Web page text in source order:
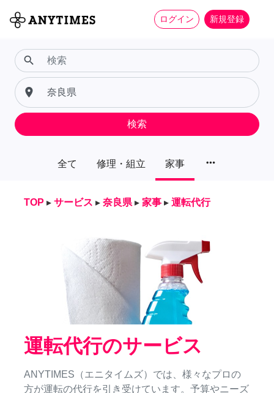
ログイン 新規登録
全て 修理・組立 家事 more_horiz
search
place
検索
TOP ▸ サービス ▸ 奈良県 ▸ 家事 ▸ 運転代行
運転代行のサービス
ANYTIMES（エニタイムズ）では、様々なプロの
方が運転の代行を引き受けています。予算やニーズ